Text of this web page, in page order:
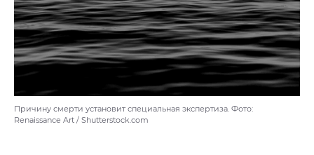
Причину смерти установит специальная экспертиза. Фото:
Renaissance Art / Shutterstock.com